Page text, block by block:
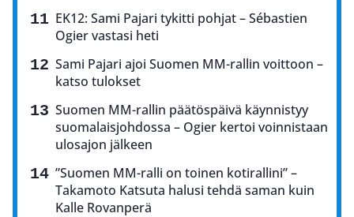
EK12: Sami Pajari tykitti pohjat – Sébastien
Ogier vastasi heti
Sami Pajari ajoi Suomen MM-rallin voittoon –
katso tulokset
Suomen MM-rallin päätöspäivä käynnistyy
suomalaisjohdossa – Ogier kertoi voinnistaan
ulosajon jälkeen
”Suomen MM-ralli on toinen kotirallini” –
Takamoto Katsuta halusi tehdä saman kuin
Kalle Rovanperä